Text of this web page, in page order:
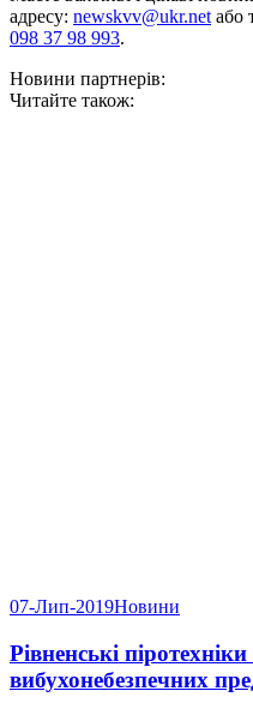
адресу: newskvv@ukr.netабо
098 37 98 993.
Новини партнерів:
Читайте також:
07-Лип-2019Новини
Рівненські
вибухонебезпечних